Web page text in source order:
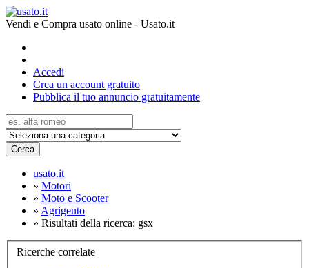
Vendi e Compra usato online - Usato.it
Accedi
Crea un account gratuito
Pubblica il tuo annuncio gratuitamente
Cerca
usato.it
» Motori
» Moto e Scooter
» Agrigento
» Risultati della ricerca: gsx
Ricerche correlate